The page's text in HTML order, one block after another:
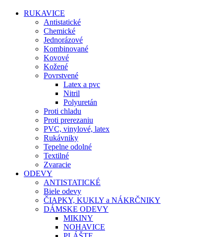
RUKAVICE
Antistatické
Chemické
Jednorázové
Kombinované
Kovové
Kožené
Povrstvené
Latex a pvc
Nitril
Polyuretán
Proti chladu
Proti prerezaniu
PVC, vinylové, latex
Rukávniky
Tepelne odolné
Textilné
Zvaracie
ODEVY
ANTISTATICKÉ
Biele odevy
ČIAPKY, KUKLY a NÁKRČNIKY
DÁMSKE ODEVY
MIKINY
NOHAVICE